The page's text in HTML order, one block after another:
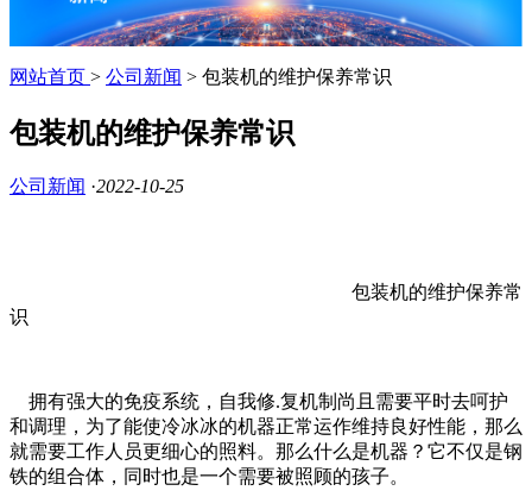
网站首页 > 公司新闻 > 包装机的维护保养常识
包装机的维护保养常识
公司新闻 ·2022-10-25
包装机的维护保养常
识
拥有强大的免疫系统，自我修.复机制尚且需要平时去呵护
和调理，为了能使冷冰冰的机器正常运作维持良好性能，那么
就需要工作人员更细心的照料。那么什么是机器？它不仅是钢
铁的组合体，同时也是一个需要被照顾的孩子。